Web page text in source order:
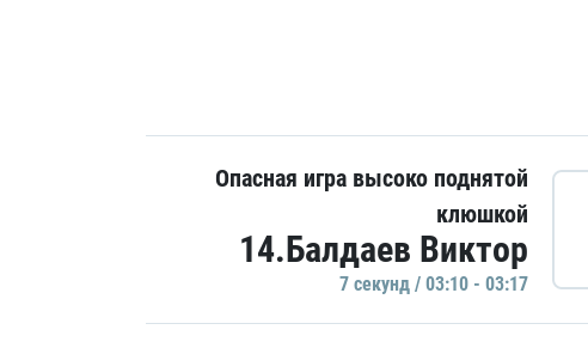
Опасная игра высоко поднятой
клюшкой
14.Балдаев Виктор
7 секунд / 03:10 - 03:17